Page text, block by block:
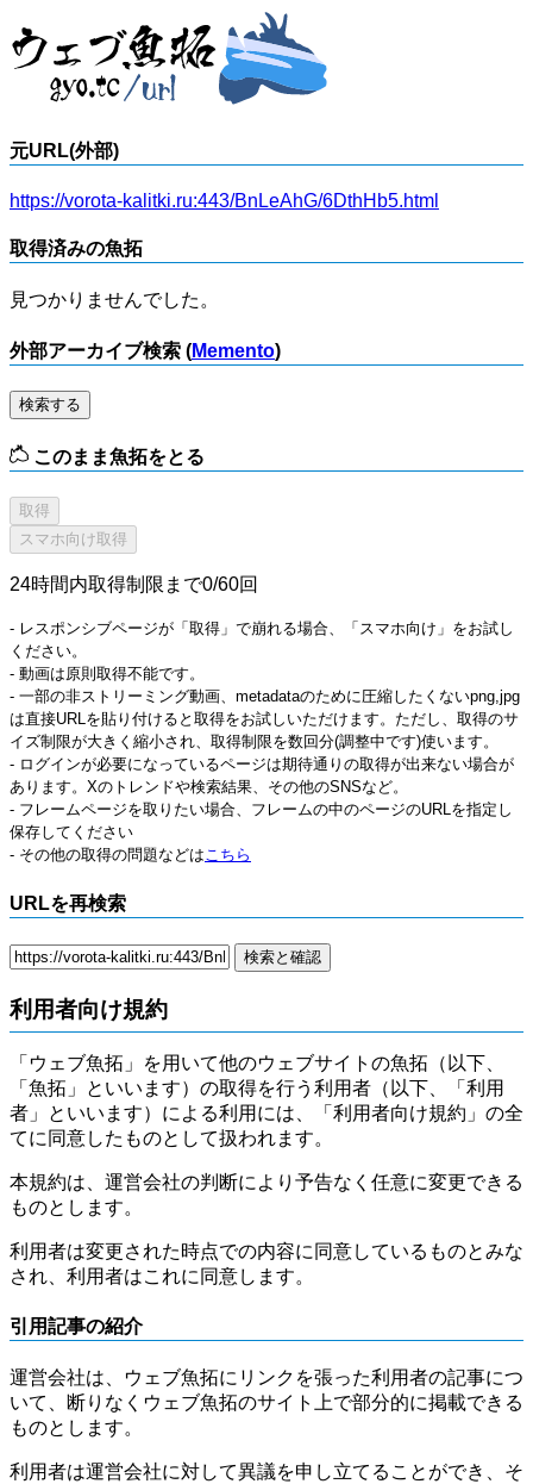
元URL(外部)
https://vorota-kalitki.ru:443/BnLeAhG/6DthHb5.html
取得済みの魚拓
見つかりませんでした。
外部アーカイブ検索 (Memento)
検索する
このまま魚拓をとる
24時間内取得制限まで0/60回
- レスポンシブページが「取得」で崩れる場合、「スマホ向け」をお試し
ください。
- 動画は原則取得不能です。
- 一部の非ストリーミング動画、metadataのために圧縮したくないpng,jpg
は直接URLを貼り付けると取得をお試しいただけます。ただし、取得のサ
イズ制限が大きく縮小され、取得制限を数回分(調整中です)使います。
- ログインが必要になっているページは期待通りの取得が出来ない場合が
あります。Xのトレンドや検索結果、その他のSNSなど。
- フレームページを取りたい場合、フレームの中のページのURLを指定し
保存してください
- その他の取得の問題などはこちら
URLを再検索
利用者向け規約
「ウェブ魚拓」を用いて他のウェブサイトの魚拓（以下、
「魚拓」といいます）の取得を行う利用者（以下、「利用
者」といいます）による利用には、「利用者向け規約」の全
てに同意したものとして扱われます。
本規約は、運営会社の判断により予告なく任意に変更できる
ものとします。
利用者は変更された時点での内容に同意しているものとみな
され、利用者はこれに同意します。
引用記事の紹介
運営会社は、ウェブ魚拓にリンクを張った利用者の記事につ
いて、断りなくウェブ魚拓のサイト上で部分的に掲載できる
ものとします。
利用者は運営会社に対して異議を申し立てることができ、そ